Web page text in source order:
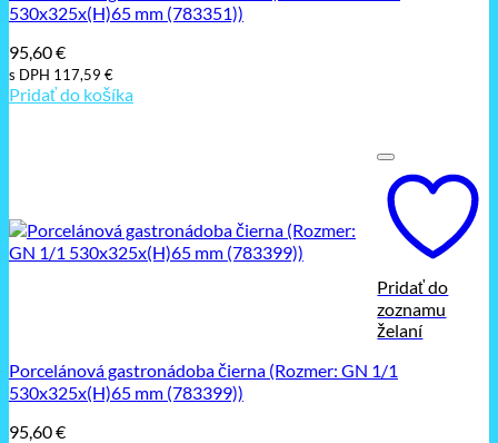
530x325x(H)65 mm (783351))
95,60€
s DPH 117,59 €
Pridať do košíka
Pridať do
zoznamu
želaní
Porcelánová gastronádoba čierna (Rozmer: GN 1/1
530x325x(H)65 mm (783399))
95,60€